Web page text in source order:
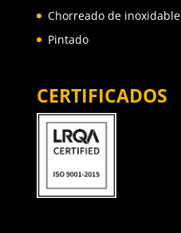
Chorreado de inoxidable
Pintado
CERTIFICADOS